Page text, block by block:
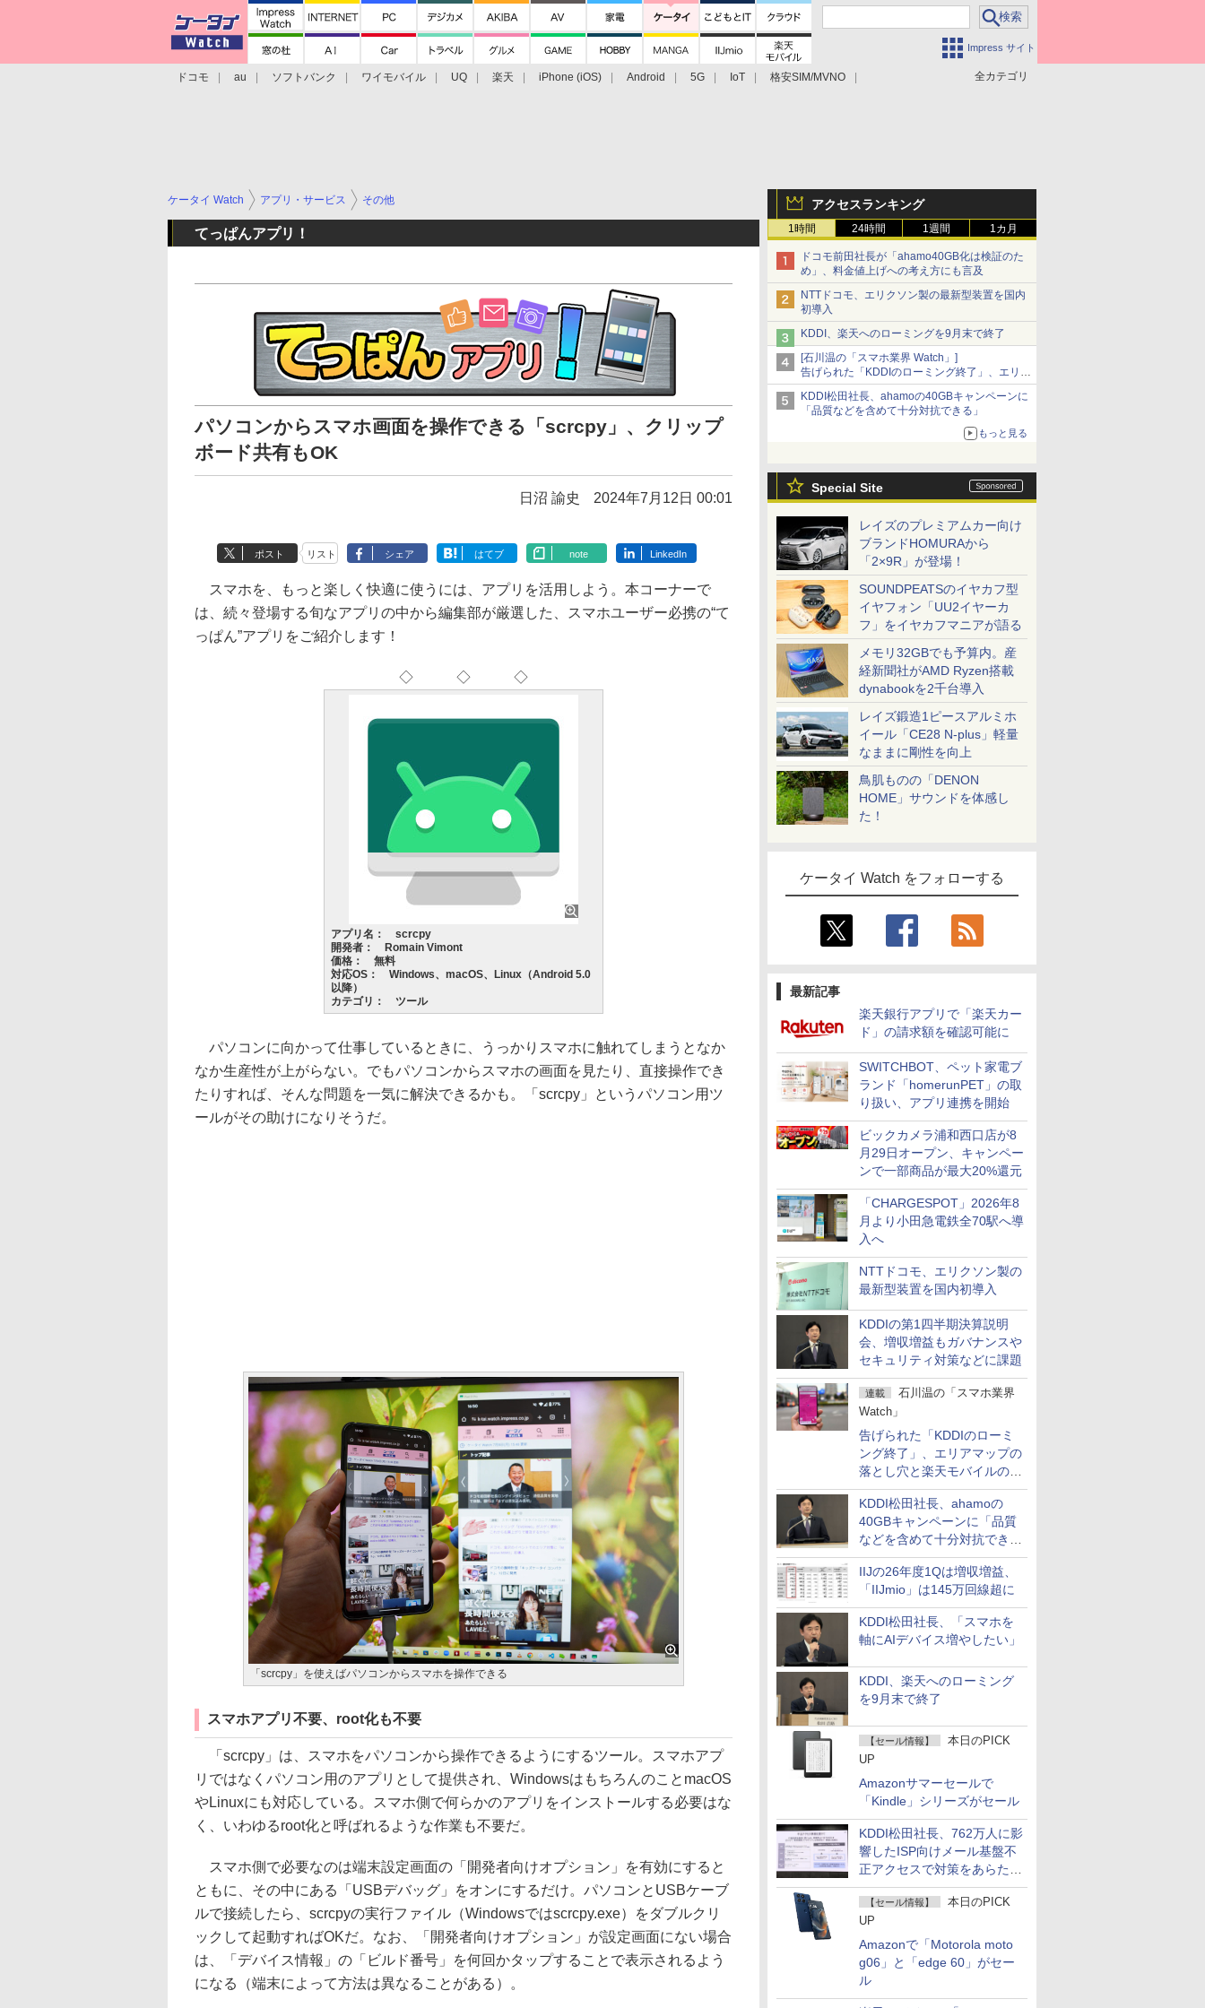
Impress サイト
全カテゴリ
ドコモ au ソフトバンク ワイモバイル UQ 楽天 iPhone (iOS) Android 5G IoT
格安SIM/MVNO
アクセスランキング
1時間 24時間 1週間 1カ月
ドコモ前田社長が「ahamo40GB化は検証のた
め」、料金値上げへの考え方にも言及
NTTドコモ、エリクソン製の最新型装置を国内
初導入
KDDI、楽天へのローミングを9月末で終了
[石川温の「スマホ業界 Watch」]
告げられた「KDDIのローミング終了」、エリア
マップの落とし穴と楽天モバイルの課題
KDDI松田社長、ahamoの40GBキャンペーンに
「品質などを含めて十分対抗できる」
もっと見る
Special Site
レイズのプレミアムカー向け
ブランドHOMURAから
「2×9R」が登場！
SOUNDPEATSのイヤカフ型
イヤフォン「UU2イヤーカ
フ」をイヤカフマニアが語る
メモリ32GBでも予算内。産
経新聞社がAMD Ryzen搭載
dynabookを2千台導入
レイズ鍛造1ピースアルミホ
イール「CE28 N-plus」軽量
なままに剛性を向上
鳥肌ものの「DENON
HOME」サウンドを体感し
た！
ケータイ Watch をフォローする
最新記事
楽天銀行アプリで「楽天カー
ド」の請求額を確認可能に
SWITCHBOT、ペット家電ブ
ランド「homerunPET」の取
り扱い、アプリ連携を開始
ビックカメラ浦和西口店が8
月29日オープン、キャンペー
ンで一部商品が最大20%還元
「CHARGESPOT」2026年8
月より小田急電鉄全70駅へ導
入へ
NTTドコモ、エリクソン製の
最新型装置を国内初導入
KDDIの第1四半期決算説明
会、増収増益もガバナンスや
セキュリティ対策などに課題
連載
石川温の「スマホ業界
Watch」
告げられた「KDDIのローミ
ング終了」、エリアマップの
落とし穴と楽天モバイルの課
題
KDDI松田社長、ahamoの
40GBキャンペーンに「品質
などを含めて十分対抗でき
る」
IIJの26年度1Qは増収増益、
「IIJmio」は145万回線超に
KDDI松田社長、「スマホを
軸にAIデバイス増やしたい」
KDDI、楽天へのローミング
を9月末で終了
【セール情報】
本日のPICK
UP
Amazonサマーセールで
「Kindle」シリーズがセール
KDDI松田社長、762万人に影
響したISP向けメール基盤不
正アクセスで対策をあらため
て説明
【セール情報】
本日のPICK
UP
Amazonで「Motorola moto
g06」と「edge 60」がセー
ル
ケータイ Watch アプリ・サービス その他
てっぱんアプリ！
パソコンからスマホ画面を操作できる「scrcpy」、クリップ
ボード共有もOK
日沼 諭史 2024年7月12日 00:01
ポスト リスト シェア はてブ note LinkedIn
スマホを、もっと楽しく快適に使うには、アプリを活用しよう。本コーナーで
は、続々登場する旬なアプリの中から編集部が厳選した、スマホユーザー必携の“て
っぱん”アプリをご紹介します！
◇ ◇ ◇
アプリ名： scrcpy
開発者： Romain Vimont
価格： 無料
対応OS： Windows、macOS、Linux（Android 5.0
以降）
カテゴリ： ツール
パソコンに向かって仕事しているときに、うっかりスマホに触れてしまうとなか
なか生産性が上がらない。でもパソコンからスマホの画面を見たり、直接操作でき
たりすれば、そんな問題を一気に解決できるかも。「scrcpy」というパソコン用ツ
ールがその助けになりそうだ。
「scrcpy」を使えばパソコンからスマホを操作できる
スマホアプリ不要、root化も不要
「scrcpy」は、スマホをパソコンから操作できるようにするツール。スマホアプ
リではなくパソコン用のアプリとして提供され、WindowsはもちろんのことmacOS
やLinuxにも対応している。スマホ側で何らかのアプリをインストールする必要はな
く、いわゆるroot化と呼ばれるような作業も不要だ。
スマホ側で必要なのは端末設定画面の「開発者向けオプション」を有効にすると
ともに、その中にある「USBデバッグ」をオンにするだけ。パソコンとUSBケーブ
ルで接続したら、scrcpyの実行ファイル（Windowsではscrcpy.exe）をダブルクリ
ックして起動すればOKだ。なお、「開発者向けオプション」が設定画面にない場合
は、「デバイス情報」の「ビルド番号」を何回かタップすることで表示されるよう
になる（端末によって方法は異なることがある）。